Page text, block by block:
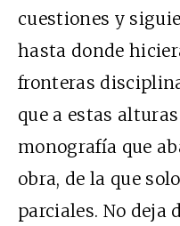
cuestiones y
hasta donde
fronteras
que a estas
monografía que
obra, de la que
parciales. No deja